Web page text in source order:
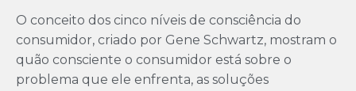
O conceito dos cinco níveis de consciência do
consumidor, criado por Gene Schwartz, mostram o
quão consciente o consumidor está sobre o
problema que ele enfrenta, as soluções